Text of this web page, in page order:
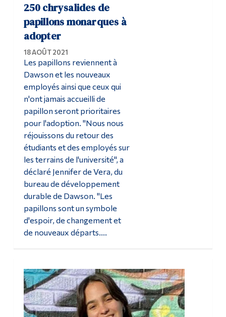
250 chrysalides de
papillons monarques à
adopter
18 AOÛT 2021
Les papillons reviennent à
Dawson et les nouveaux
employés ainsi que ceux qui
n'ont jamais accueilli de
papillon seront prioritaires
pour l'adoption. "Nous nous
réjouissons du retour des
étudiants et des employés sur
les terrains de l'université", a
déclaré Jennifer de Vera, du
bureau de développement
durable de Dawson. "Les
papillons sont un symbole
d'espoir, de changement et
de nouveaux départs....